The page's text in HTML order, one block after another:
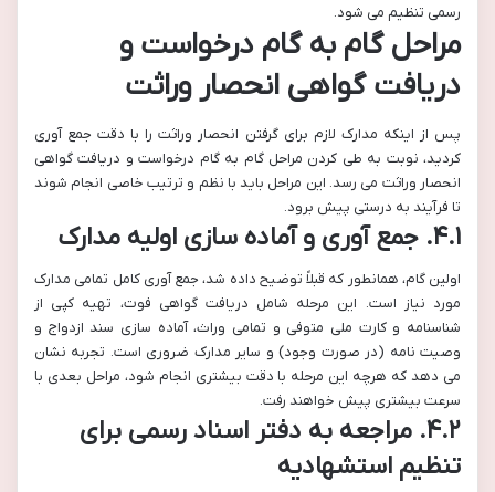
رسمی تنظیم می شود.
مراحل گام به گام درخواست و
دریافت گواهی انحصار وراثت
پس از اینکه مدارک لازم برای گرفتن انحصار وراثت را با دقت جمع آوری
کردید، نوبت به طی کردن مراحل گام به گام درخواست و دریافت گواهی
انحصار وراثت می رسد. این مراحل باید با نظم و ترتیب خاصی انجام شوند
تا فرآیند به درستی پیش برود.
۴.۱. جمع آوری و آماده سازی اولیه مدارک
اولین گام، همانطور که قبلاً توضیح داده شد، جمع آوری کامل تمامی مدارک
مورد نیاز است. این مرحله شامل دریافت گواهی فوت، تهیه کپی از
شناسنامه و کارت ملی متوفی و تمامی وراث، آماده سازی سند ازدواج و
وصیت نامه (در صورت وجود) و سایر مدارک ضروری است. تجربه نشان
می دهد که هرچه این مرحله با دقت بیشتری انجام شود، مراحل بعدی با
سرعت بیشتری پیش خواهند رفت.
۴.۲. مراجعه به دفتر اسناد رسمی برای
تنظیم استشهادیه